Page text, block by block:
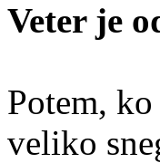
Veter je
Potem,
veliko